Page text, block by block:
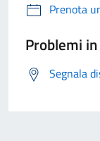
Prenota
Problemi
Segnala